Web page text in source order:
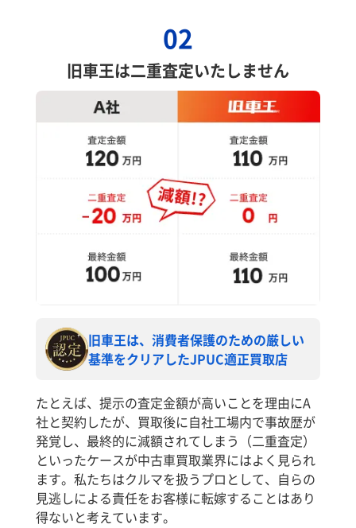
02
旧車王は二重査定いたしません
旧車王は、消費者保護のための厳しい
基準をクリアしたJPUC適正買取店
たとえば、提示の査定金額が高いことを理由にA
社と契約したが、買取後に自社工場内で事故歴が
発覚し、最終的に減額されてしまう（二重査定）
といったケースが中古車買取業界にはよく見られ
ます。私たちはクルマを扱うプロとして、自らの
見逃しによる責任をお客様に転嫁することはあり
得ないと考えています。